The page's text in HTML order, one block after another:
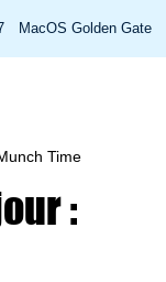
MacOS Golden Gate
Time
: